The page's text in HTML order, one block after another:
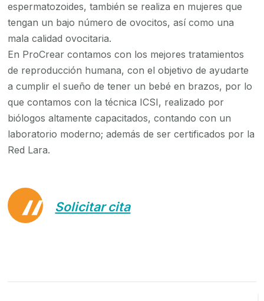
espermatozoides, también se realiza en mujeres que
tengan un bajo número de ovocitos, así como una
mala calidad ovocitaria.
En ProCrear contamos con los mejores tratamientos
de reproducción humana, con el objetivo de ayudarte
a cumplir el sueño de tener un bebé en brazos, por lo
que contamos con la técnica ICSI, realizado por
biólogos altamente capacitados, contando con un
laboratorio moderno; además de ser certificados por la
Red Lara.
Solicitar cita